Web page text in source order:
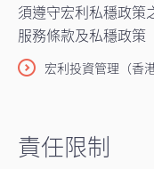
須遵守宏利私穩政策
服務條款及私穩政策
宏利投資管理（香
責任限制